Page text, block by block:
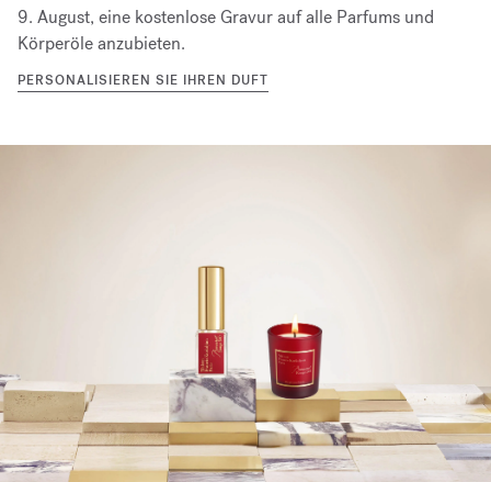
9. August, eine kostenlose Gravur auf alle Parfums und
Körperöle anzubieten.
PERSONALISIEREN SIE IHREN DUFT